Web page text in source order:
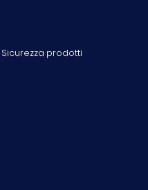
Sicurezza prodotti